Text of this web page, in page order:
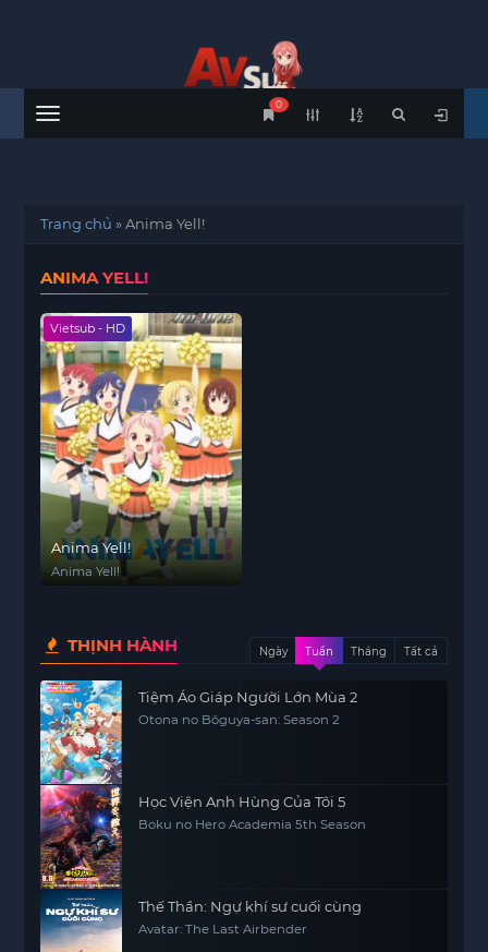
Menu
0
Trang chủ »Anima Yell!
ANIMA YELL!
Vietsub - HD
Anima Yell!
Anima Yell!
THỊNH HÀNH Ngày Tuần Tháng Tất cả
Tiệm Áo Giáp Người Lớn Mùa 2
Otona no Bōguya-san: Season 2
Học Viện Anh Hùng Của Tôi 5
Boku no Hero Academia 5th Season
Thế Thần: Ngự khí sư cuối cùng
Avatar: The Last Airbender